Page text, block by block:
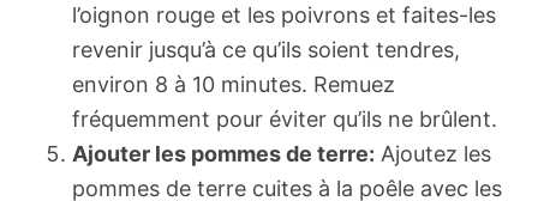
l’oignon rouge et les poivrons et faites-les
revenir jusqu’à ce qu’ils soient tendres,
environ 8 à 10 minutes. Remuez
fréquemment pour éviter qu’ils ne brûlent.
Ajouter les pommes de terre: Ajoutez les
pommes de terre cuites à la poêle avec les